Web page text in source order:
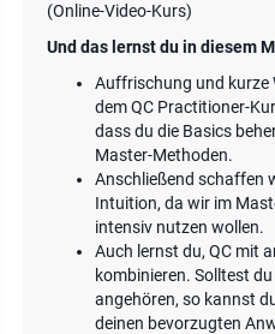
(Online-Video-Kurs)
Und das lernst du in diesem
Auffrischung und kurze
dem QC Practitioner-
dass du die Basics
Master-Methoden.
Anschließend schaffen
Intuition, da wir im
intensiv nutzen wollen.
Auch lernst du, QC mit
kombinieren. Solltest
angehören, so kannst
deinen bevorzugten